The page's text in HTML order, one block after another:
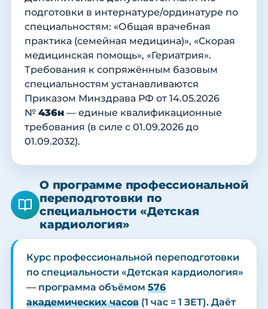
подготовки в интернатуре/ординатуре по
специальностям: «Общая врачебная
практика (семейная медицина)», «Скорая
медицинская помощь», «Гериатрия».
Требования к сопряжённым базовым
специальностям устанавливаются
Приказом Минздрава РФ от 14.05.2026
№ 436н — единые квалификационные
требования (в силе с 01.09.2026 до
01.09.2032).
О программе профессиональной
переподготовки по
специальности «Детская
кардиология»
Курс профессиональной переподготовки
по специальности «Детская кардиология»
— программа объёмом 576
академических часов (1 час = 1 ЗЕТ). Даёт